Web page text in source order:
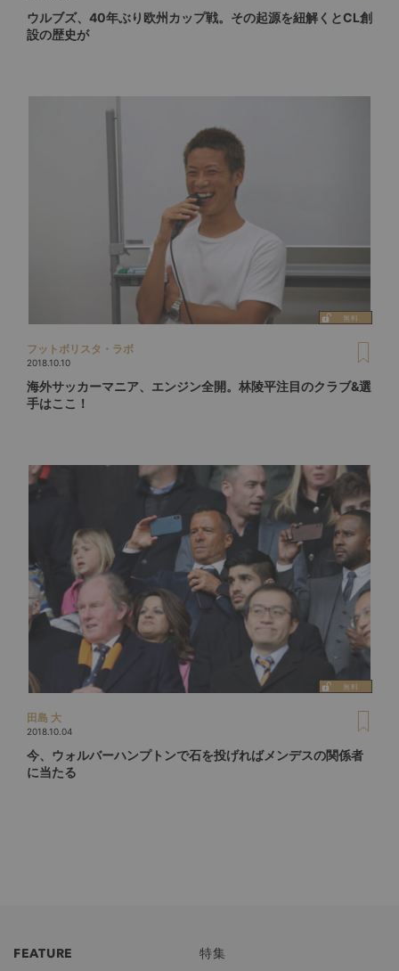
ウルブズ、40年ぶり欧州カップ戦。その起源を紐解くとCL創
設の歴史が
フットボリスタ・ラボ
2018.10.10
海外サッカーマニア、エンジン全開。林陵平注目のクラブ&選
手はここ！
田島 大
2018.10.04
今、ウォルバーハンプトンで石を投げればメンデスの関係者
に当たる
FEATURE 特集